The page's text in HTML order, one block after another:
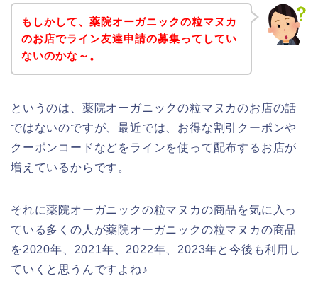
もしかして、薬院オーガニックの粒マヌカ
のお店でライン友達申請の募集ってしてい
ないのかな～。
というのは、薬院オーガニックの粒マヌカのお店の話
ではないのですが、最近では、お得な割引クーポンや
クーポンコードなどをラインを使って配布するお店が
増えているからです。
それに薬院オーガニックの粒マヌカの商品を気に入っ
ている多くの人が薬院オーガニックの粒マヌカの商品
を2020年、2021年、2022年、2023年と今後も利用し
ていくと思うんですよね♪